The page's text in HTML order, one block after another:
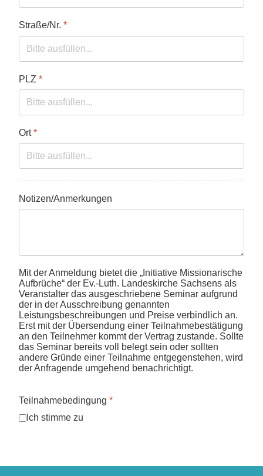
Straße/Nr. *
PLZ *
Ort*
Notizen/Anmerkungen
Mit der Anmeldung bietet die „Initiative Missionarische
Aufbrüche“ der Ev.-Luth. Landeskirche Sachsens als
Veranstalter das ausgeschriebene Seminar aufgrund
der in der Ausschreibung genannten
Leistungsbeschreibungen und Preise verbindlich an.
Erst mit der Übersendung einer Teilnahmebestätigung
an den Teilnehmer kommt der Vertrag zustande. Sollte
das Seminar bereits voll belegt sein oder sollten
andere Gründe einer Teilnahme entgegenstehen, wird
der Anfragende umgehend benachrichtigt.
Teilnahmebedingung *
Ich stimme zu